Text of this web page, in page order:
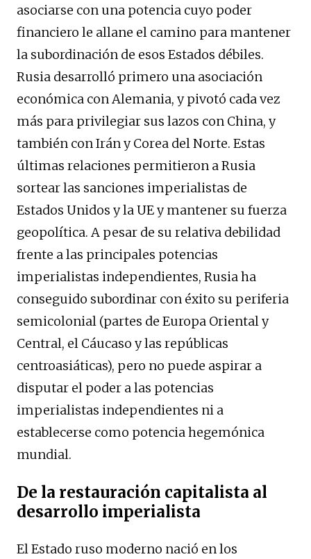
asociarse con una potencia cuyo poder
financiero le allane el camino para mantener
la subordinación de esos Estados débiles.
Rusia desarrolló primero una asociación
económica con Alemania, y pivotó cada vez
más para privilegiar sus lazos con China, y
también con Irán y Corea del Norte. Estas
últimas relaciones permitieron a Rusia
sortear las sanciones imperialistas de
Estados Unidos y la UE y mantener su fuerza
geopolítica. A pesar de su relativa debilidad
frente a las principales potencias
imperialistas independientes, Rusia ha
conseguido subordinar con éxito su periferia
semicolonial (partes de Europa Oriental y
Central, el Cáucaso y las repúblicas
centroasiáticas), pero no puede aspirar a
disputar el poder a las potencias
imperialistas independientes ni a
establecerse como potencia hegemónica
mundial.
De la restauración capitalista al
desarrollo imperialista
El Estado ruso moderno nació en los